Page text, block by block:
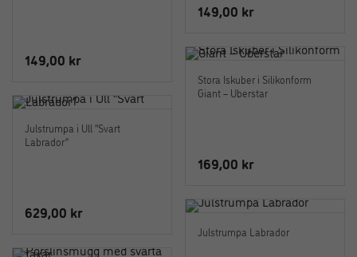
149,00 kr
149,00 kr
Stora Iskuber i Silikonform
Giant – Uberstar
169,00 kr
Julstrumpa i Ull “Svart
Labrador”
629,00 kr
Julstrumpa Labrador